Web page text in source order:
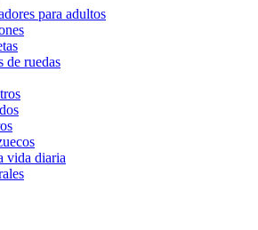
para adultos
de ruedas
vida diaria